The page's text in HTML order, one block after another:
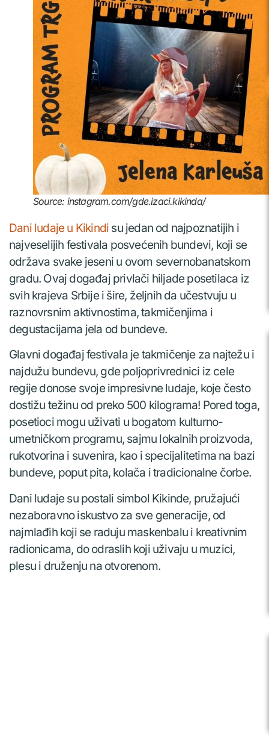
Source: instagram.com/gde.izaci.kikinda/
Dani ludaje u Kikindi su jedan od najpoznatijih i
najveselijih festivala posvećenih bundevi, koji se
održava svake jeseni u ovom severnobanatskom
gradu. Ovaj događaj privlači hiljade posetilaca iz
svih krajeva Srbije i šire, željnih da učestvuju u
raznovrsnim aktivnostima, takmičenjima i
degustacijama jela od bundeve.
Glavni događaj festivala je takmičenje za najtežu i
najdužu bundevu, gde poljoprivrednici iz cele
regije donose svoje impresivne ludaje, koje često
dostižu težinu od preko 500 kilograma! Pored toga,
posetioci mogu uživati u bogatom kulturno-
umetničkom programu, sajmu lokalnih proizvoda,
rukotvorina i suvenira, kao i specijalitetima na bazi
bundeve, poput pita, kolača i tradicionalne čorbe.
Dani ludaje su postali simbol Kikinde, pružajući
nezaboravno iskustvo za sve generacije, od
najmlađih koji se raduju maskenbalu i kreativnim
radionicama, do odraslih koji uživaju u muzici,
plesu i druženju na otvorenom.